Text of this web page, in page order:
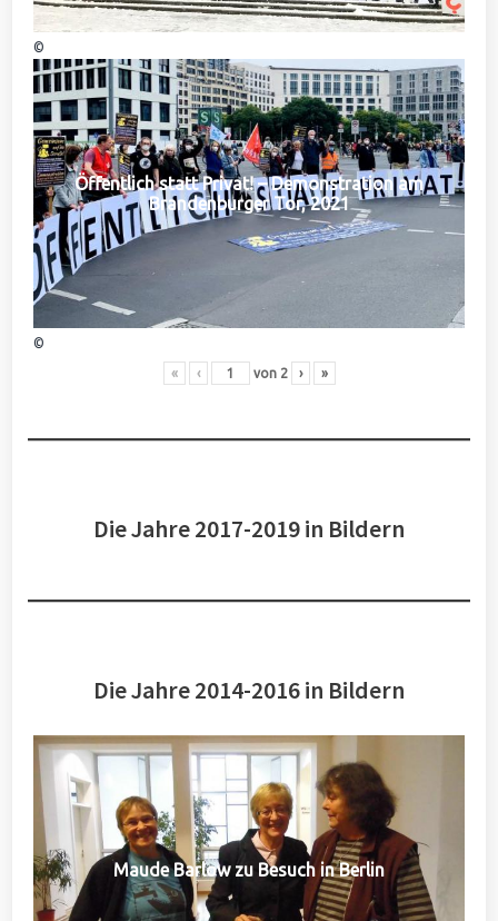
©
Öffentlich statt Privat! – Demonstration am
Brandenburger Tor, 2021
©
« ‹ von 2 › »
Die Jahre 2017-2019 in Bildern
Die Jahre 2014-2016 in Bildern
Maude Barlow zu Besuch in Berlin